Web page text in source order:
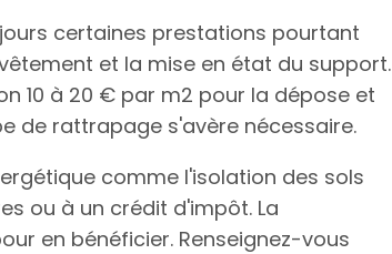
certaines prestations pourtant
et la mise en état du support.
10 à 20 € par m2 pour la dépose et
de rattrapage s'avère nécessaire.
comme l'isolation des sols
ou à un crédit d'impôt. La
en bénéficier. Renseignez-vous